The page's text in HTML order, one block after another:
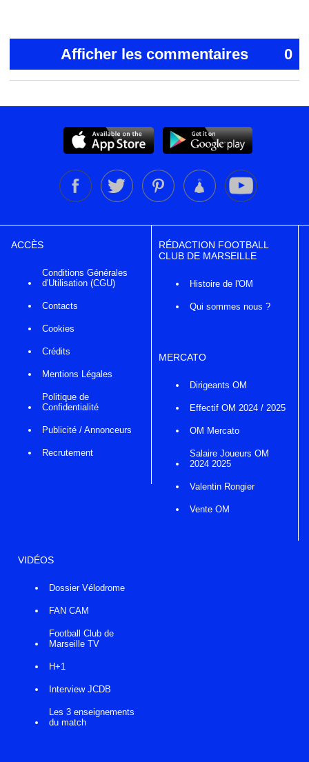
Afficher les commentaires 0
ACCÈS
Conditions Générales
d'Utilisation (CGU)
Contacts
Cookies
Crédits
Mentions Légales
Politique de
Confidentialité
Publicité / Annonceurs
Recrutement
RÉDACTION FOOTBALL
CLUB DE MARSEILLE
Histoire de l'OM
Qui sommes nous ?
MERCATO
Dirigeants OM
Effectif OM 2024 / 2025
OM Mercato
Salaire Joueurs OM
2024 2025
Valentin Rongier
Vente OM
VIDÉOS
Dossier Vélodrome
FAN CAM
Football Club de
Marseille TV
H+1
Interview JCDB
Les 3 enseignements
du match